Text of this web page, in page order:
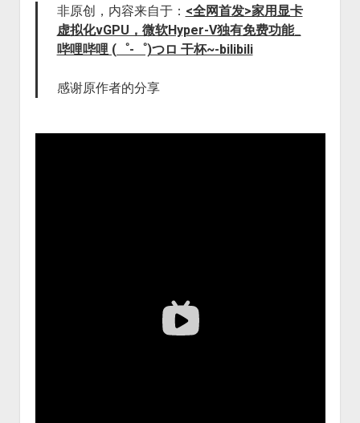
非原创，内容来自于： <全网首发>家用显卡
虚拟化vGPU，微软Hyper-V独有免费功能_
哔哩哔哩 (゜-゜)つロ 干杯~-bilibili
感谢原作者的分享